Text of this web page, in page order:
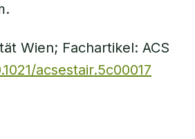
Wien; Fachartikel: ACS
acsestair.5c00017